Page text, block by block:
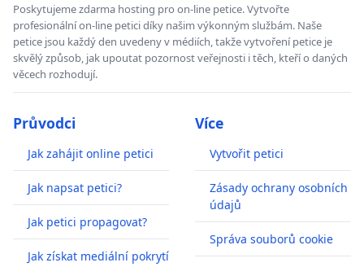
Poskytujeme zdarma hosting pro on-line petice. Vytvořte
profesionální on-line petici díky našim výkonným službám. Naše
petice jsou každý den uvedeny v médiích, takže vytvoření petice je
skvělý způsob, jak upoutat pozornost veřejnosti i těch, kteří o daných
věcech rozhodují.
Průvodci
Jak zahájit online petici
Jak napsat petici?
Jak petici propagovat?
Jak získat mediální pokrytí
Více
Vytvořit petici
Zásady ochrany osobních
údajů
Správa souborů cookie